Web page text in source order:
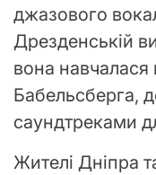
джазового
Дрезденській
вона навчалася
Бабельсберга,
саундтреками
Жителі Дніпра